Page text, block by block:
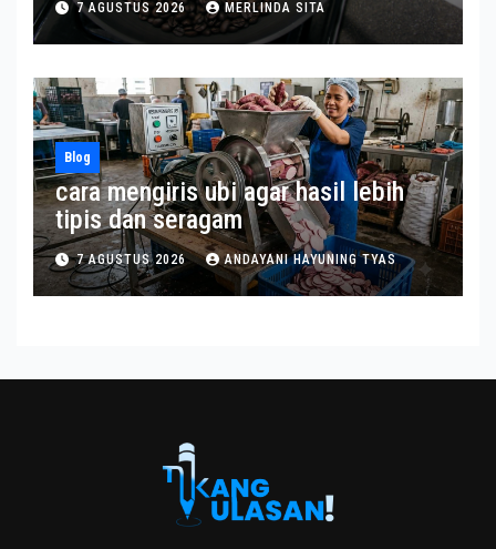
7 AGUSTUS 2026 MERLINDA SITA
Blog
cara mengiris ubi agar hasil lebih
tipis dan seragam
7 AGUSTUS 2026 ANDAYANI HAYUNING TYAS